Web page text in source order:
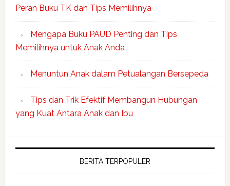
Peran Buku TK dan Tips Memilihnya
Mengapa Buku PAUD Penting dan Tips
Memilihnya untuk Anak Anda
Menuntun Anak dalam Petualangan Bersepeda
Tips dan Trik Efektif Membangun Hubungan
yang Kuat Antara Anak dan Ibu
BERITA TERPOPULER